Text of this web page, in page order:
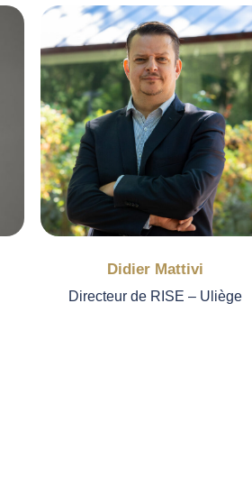
Didier Mattivi
Directeur de RISE – Uliège